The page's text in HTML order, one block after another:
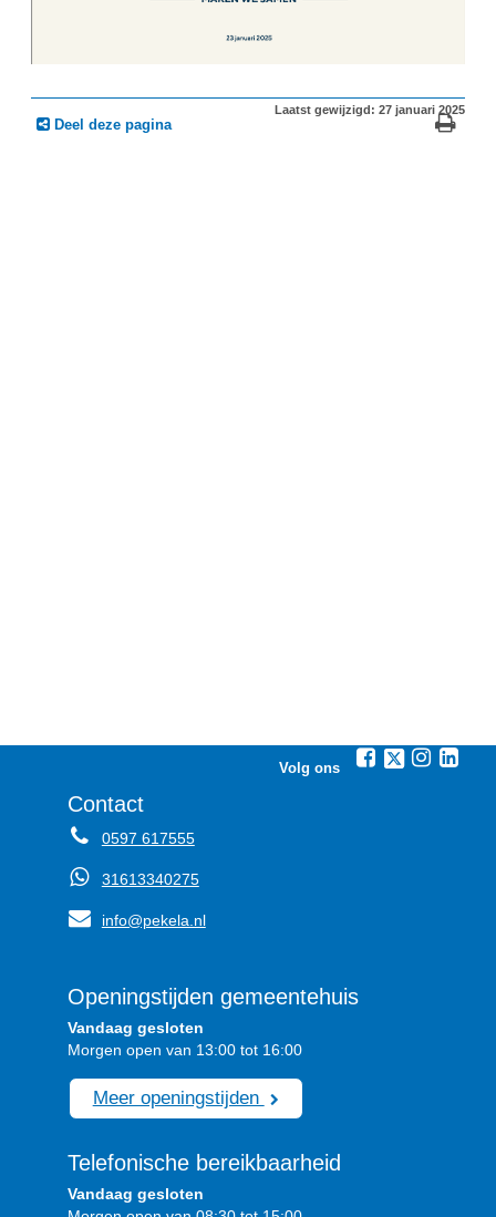
Deel deze pagina
Laatst gewijzigd: 27 januari 2025
Volg ons
Contact
0597 617555
31613340275
info@pekela.nl
Openingstijden gemeentehuis
Vandaag gesloten
Morgen open van 13:00 tot 16:00
Meer openingstijden
Telefonische bereikbaarheid
Vandaag gesloten